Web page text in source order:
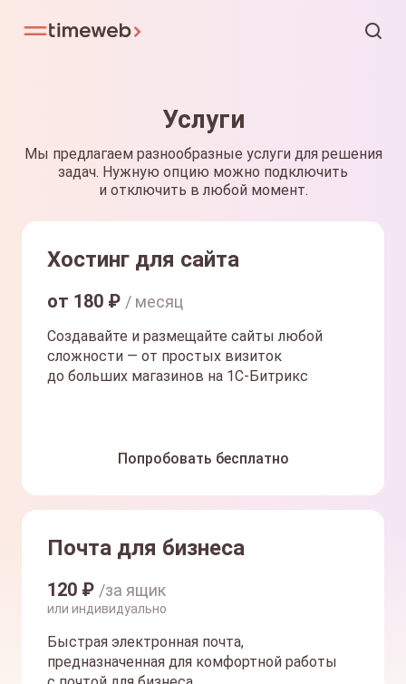
Услуги
Мы предлагаем разнообразные услуги для решения
задач. Нужную опцию можно подключить
и отключить в любой момент.
Хостинг для сайта
от 180 ₽ / месяц
Создавайте и размещайте сайты любой
сложности — от простых визиток
до больших магазинов на 1С-Битрикс
Попробовать бесплатно
Почта для бизнеса
120 ₽ /за ящик
или индивидуально
Быстрая электронная почта,
предназначенная для комфортной работы